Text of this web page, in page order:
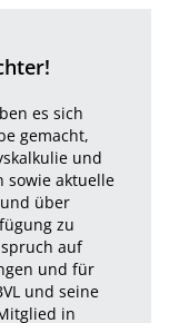
es sich
gemacht,
und
sowie aktuelle
über
zu
auf
und für
und seine
in